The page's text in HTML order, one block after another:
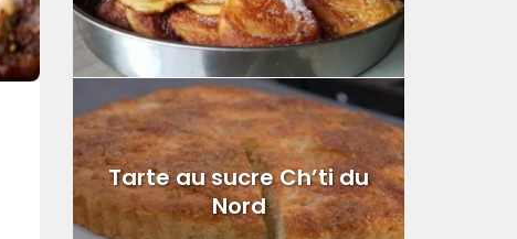
Tarte au sucre Ch’ti du
Nord